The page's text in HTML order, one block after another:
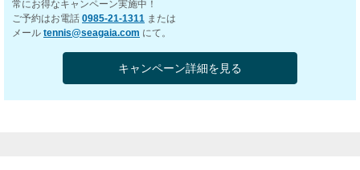
常にお得なキャンペーン実施中！
ご予約はお電話 0985-21-1311 または
メール tennis@seagaia.com にて。
キャンペーン詳細を見る